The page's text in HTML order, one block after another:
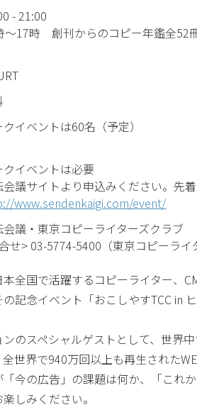
- 21:00
～17時 創刊からのコピー年鑑全52
クイベントは60名（予定）
クイベントは必要
会議サイトより申込みください。先
www.sendenkaigi.com/event/
会議・東京コピーライターズクラブ
せ> 03-5774-5400（東京コピーライ
全国で活躍するコピーライター、
記念イベント「おこしやすTCC in
ンのスペシャルゲストとして、世界
世界で940万回以上も再生された
今の広告」の課題は何か、「これ
しみください。